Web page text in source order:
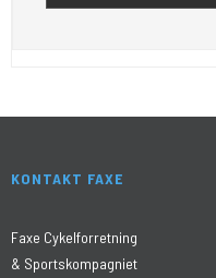
KONTAKT FAXE
Faxe Cykelforretning
& Sportskompagniet